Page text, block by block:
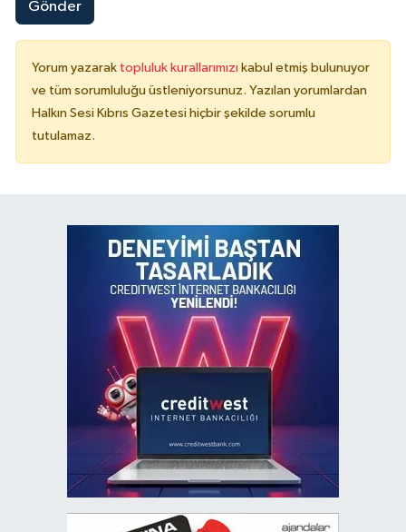
Gönder
Yorum yazarak topluluk kurallarımızı kabul etmiş bulunuyor
ve tüm sorumluluğu üstleniyorsunuz. Yazılan yorumlardan
Halkın Sesi Kıbrıs Gazetesi hiçbir şekilde sorumlu
tutulamaz.